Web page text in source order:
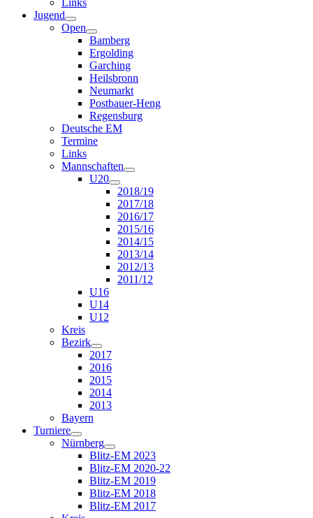
Links
Jugend
Open
Bamberg
Ergolding
Garching
Heilsbronn
Neumarkt
Postbauer-Heng
Regensburg
Deutsche EM
Termine
Links
Mannschaften
U20
2018/19
2017/18
2016/17
2015/16
2014/15
2013/14
2012/13
2011/12
U16
U14
U12
Kreis
Bezirk
2017
2016
2015
2014
2013
Bayern
Turniere
Nürnberg
Blitz-EM 2023
Blitz-EM 2020-22
Blitz-EM 2019
Blitz-EM 2018
Blitz-EM 2017